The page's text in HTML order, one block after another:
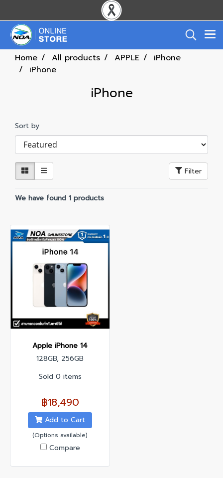
Home All products APPLE
iPhone
iPhone
iPhone
Sort by
Filter
We have found 1 products
Apple iPhone 14
128GB, 256GB
Sold 0 items
฿18,490
Add to Cart
(Options available)
Compare